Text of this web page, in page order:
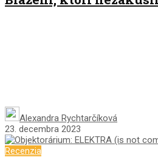
Alexandra Rychtarčíková
23. decembra 2023
Recenzia